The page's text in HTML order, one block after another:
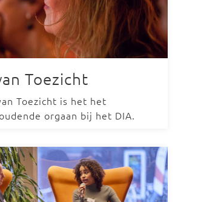
Toezicht
Toezicht is het het
orgaan bij het DIA.